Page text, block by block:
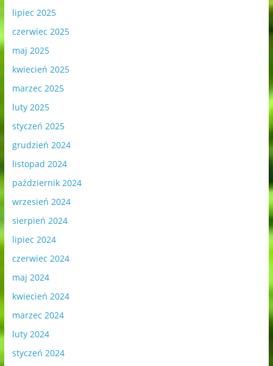
lipiec 2025
czerwiec 2025
maj 2025
kwiecień 2025
marzec 2025
luty 2025
styczeń 2025
grudzień 2024
listopad 2024
październik 2024
wrzesień 2024
sierpień 2024
lipiec 2024
czerwiec 2024
maj 2024
kwiecień 2024
marzec 2024
luty 2024
styczeń 2024